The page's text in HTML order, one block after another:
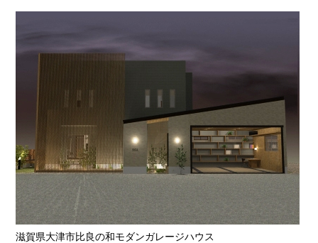
滋賀県大津市比良の和モダンガレージハウス